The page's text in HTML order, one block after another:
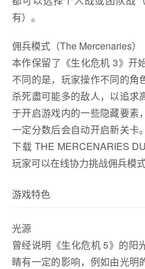
有）。
佣兵模式（The Mercenaries）
本作保留了《生化危机 3》开
不同的是，玩家操作不同的角
杀死盡可能多的敌人，以追求
于开启游戏内的一些隐藏要素
一定分数后会自动开启新关卡
下载 THE MERCENARIES
玩家可以在线协力挑战佣兵模式
游戏特色
光源
曾经说明《生化危机 5》的阳
睛有一定的影响，例如由光明